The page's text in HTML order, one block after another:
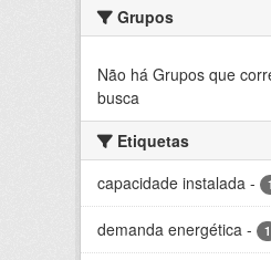
Grupos
Não há Grupos que
busca
Etiquetas
capacidade instalada - 1
demanda energética - 1